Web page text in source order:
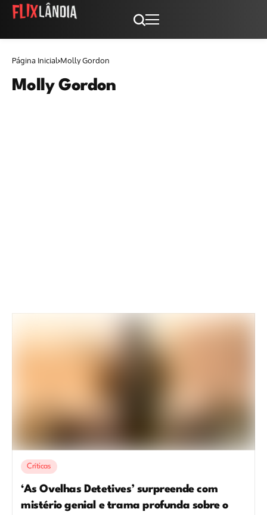
Página Inicial Molly Gordon
Molly Gordon
Críticas
‘As Ovelhas Detetives’ surpreende com
mistério genial e trama profunda sobre o